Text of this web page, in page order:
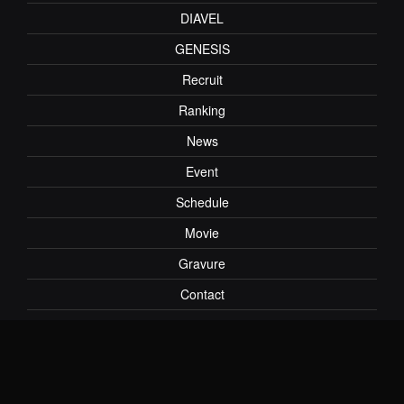
DIAVEL
GENESIS
Recruit
Ranking
News
Event
Schedule
Movie
Gravure
Contact